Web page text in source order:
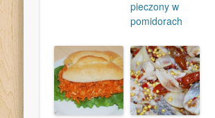
pieczony w
pomidorach